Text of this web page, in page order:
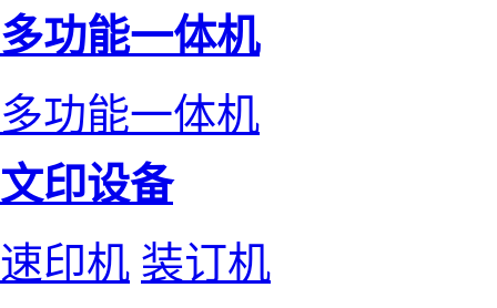
多功能一体机
多功能一体机
文印设备
速印机 装订机